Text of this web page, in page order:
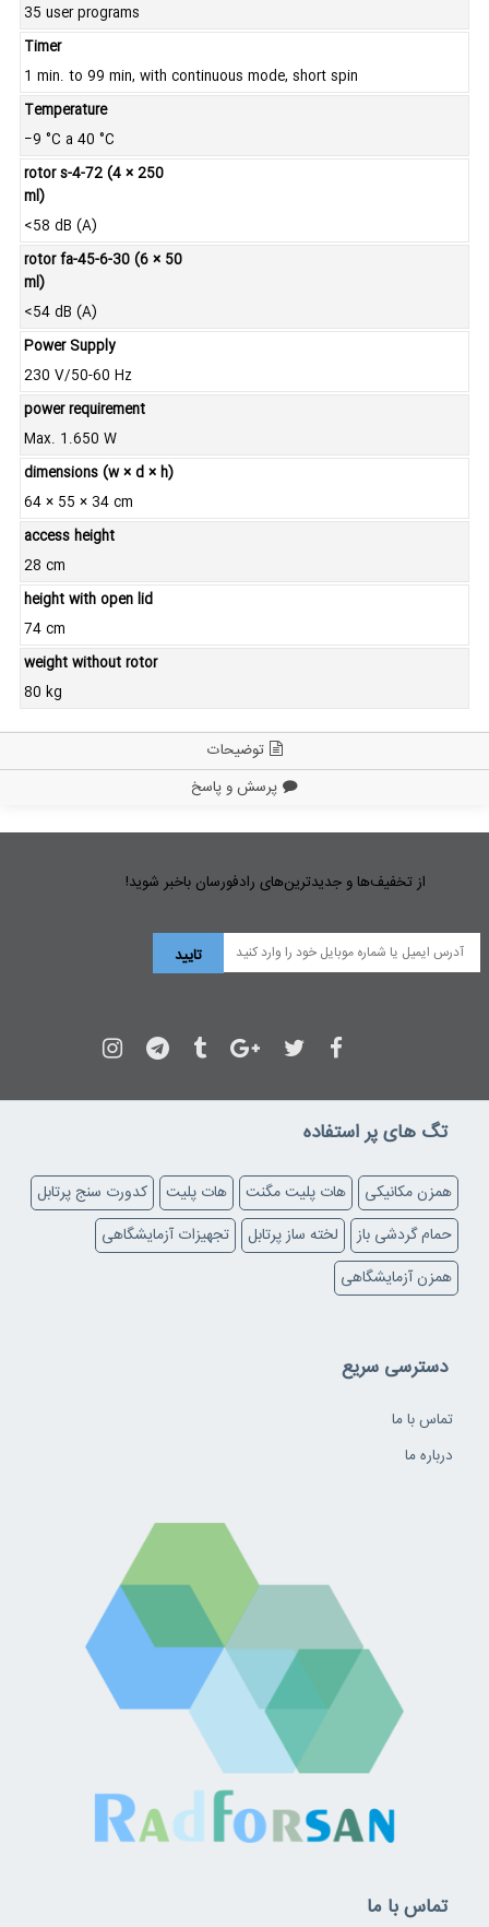
35 user programs
Timer
1 min. to 99 min, with continuous mode, short spin
Temperature
−9 °C a 40 °C
rotor s-4-72 (4 × 250
ml)
<58 dB (A)
rotor fa-45-6-30 (6 × 50
ml)
<54 dB (A)
Power Supply
230 V/50-60 Hz
power requirement
Max. 1.650 W
dimensions (w × d × h)
64 × 55 × 34 cm
access height
28 cm
height with open lid
74 cm
weight without rotor
80 kg
توضیحات
پرسش و پاسخ
از تخفیف‌ها و جدیدترین‌های رادفورسان باخبر شوید!
تگ های پر استفاده
همزن مکانیکی هات پلیت مگنت هات پلیت
کدورت سنج پرتابل
حمام گردشی باز
لخته ساز پرتابل
تجهیزات آزمایشگاهی
همزن آزمایشگاهی
دسترسی سریع
تماس با ما
درباره ما
تماس با ما